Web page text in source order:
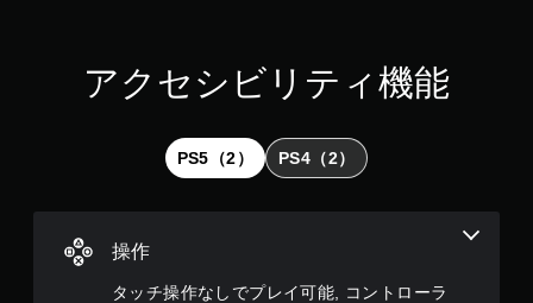
アクセシビリティ機能
PS5（2） PS4（2）
操作
タッチ操作なしでプレイ可能, コントローラ